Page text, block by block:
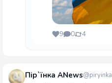
9 0 4
Пір`їнка ANews@piryinka